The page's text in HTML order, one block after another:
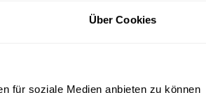
Über Cookies
für soziale Medien anbieten zu können